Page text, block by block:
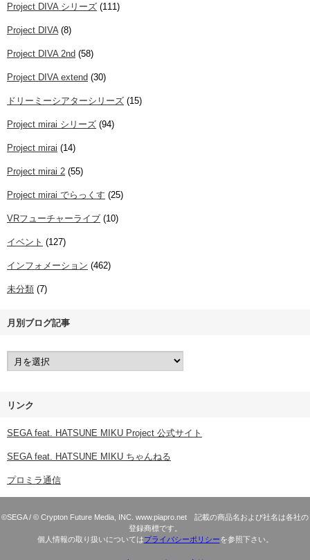
Project DIVA シリーズ (111)
Project DIVA(8)
Project DIVA 2nd (58)
Project DIVA extend (30)
ドリーミーシアターシリーズ (15)
Project mirai シリーズ (94)
Project mirai (14)
Project mirai 2 (55)
Project mirai でらっくす (25)
VRフューチャーライブ (10)
イベント (127)
インフォメーション (462)
未分類 (7)
月別ブログ記事
リンク
SEGA feat. HATSUNE MIKU Project 公式サイト
SEGA feat. HATSUNE MIKU ちゃんねる
プロミラ通信
©SEGA / © Crypton Future Media, INC. www.piapro.net 記載の商品名および社名は各社の
登録商標です。
個人情報の取り扱いについてはプライバシーポリシーを参照下さい。